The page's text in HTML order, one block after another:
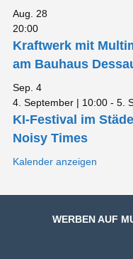
Aug. 28
20:00
Kraftwerk mit
am Bauhaus
Sep. 4
4. September | 10:00 - 5.
KI-Festival im
Noisy Times
Kalender anzeigen
WERBEN AUF